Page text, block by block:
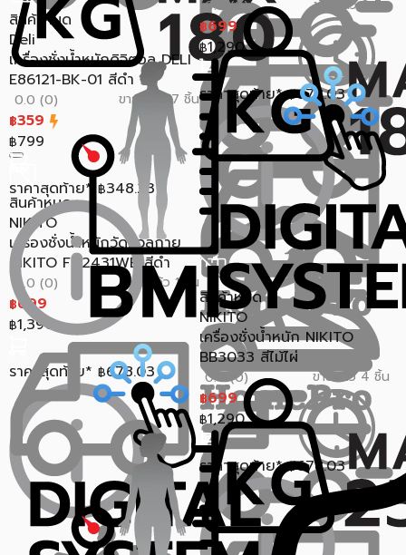
สินค้าหมด
NIKITO
เครื่องชั่งน้ำหนักวัดมวลกาย
NIKITO FG2431WB สีดำ
0.0 (0) ขายแล้ว 1 ชิ้น
฿699
฿1,390
ราคาสุดท้าย* ฿678.03
0.0 (0) ขายแล้ว 2 ชิ้น
฿699
฿1,290
ราคาสุดท้าย* ฿678.03
สินค้าหมด
Deli
เครื่องชั่งน้ำหนักดิจิตอล DELI
E86121-BK-01 สีดำ
0.0 (0) ขายแล้ว 17 ชิ้น
฿359
฿799
ราคาสุดท้าย* ฿348.23
สินค้าหมด
NIKITO
เครื่องชั่งน้ำหนัก NIKITO
BB3033 สีไม้ไผ่
0.0 (0) ขายแล้ว 4 ชิ้น
฿699
฿1,290
ราคาสุดท้าย* ฿678.03